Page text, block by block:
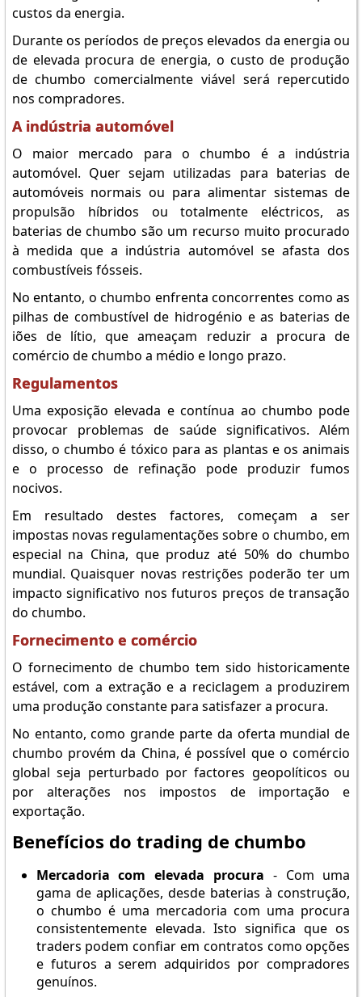
custos da energia.
Durante os períodos de preços elevados da energia ou
de elevada procura de energia, o custo de produção
de chumbo comercialmente viável será repercutido
nos compradores.
A indústria automóvel
O maior mercado para o chumbo é a indústria
automóvel. Quer sejam utilizadas para baterias de
automóveis normais ou para alimentar sistemas de
propulsão híbridos ou totalmente eléctricos, as
baterias de chumbo são um recurso muito procurado
à medida que a indústria automóvel se afasta dos
combustíveis fósseis.
No entanto, o chumbo enfrenta concorrentes como as
pilhas de combustível de hidrogénio e as baterias de
iões de lítio, que ameaçam reduzir a procura de
comércio de chumbo a médio e longo prazo.
Regulamentos
Uma exposição elevada e contínua ao chumbo pode
provocar problemas de saúde significativos. Além
disso, o chumbo é tóxico para as plantas e os animais
e o processo de refinação pode produzir fumos
nocivos.
Em resultado destes factores, começam a ser
impostas novas regulamentações sobre o chumbo, em
especial na China, que produz até 50% do chumbo
mundial. Quaisquer novas restrições poderão ter um
impacto significativo nos futuros preços de transação
do chumbo.
Fornecimento e comércio
O fornecimento de chumbo tem sido historicamente
estável, com a extração e a reciclagem a produzirem
uma produção constante para satisfazer a procura.
No entanto, como grande parte da oferta mundial de
chumbo provém da China, é possível que o comércio
global seja perturbado por factores geopolíticos ou
por alterações nos impostos de importação e
exportação.
Benefícios do trading de chumbo
Mercadoria com elevada procura - Com uma
gama de aplicações, desde baterias à construção,
o chumbo é uma mercadoria com uma procura
consistentemente elevada. Isto significa que os
traders podem confiar em contratos como opções
e futuros a serem adquiridos por compradores
genuínos.